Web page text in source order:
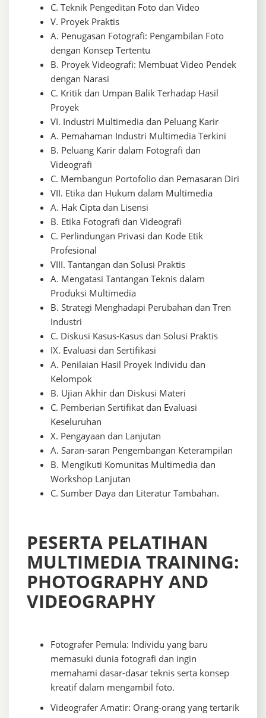
C. Teknik Pengeditan Foto dan Video
V. Proyek Praktis
A. Penugasan Fotografi: Pengambilan Foto
dengan Konsep Tertentu
B. Proyek Videografi: Membuat Video Pendek
dengan Narasi
C. Kritik dan Umpan Balik Terhadap Hasil
Proyek
VI. Industri Multimedia dan Peluang Karir
A. Pemahaman Industri Multimedia Terkini
B. Peluang Karir dalam Fotografi dan
Videografi
C. Membangun Portofolio dan Pemasaran Diri
VII. Etika dan Hukum dalam Multimedia
A. Hak Cipta dan Lisensi
B. Etika Fotografi dan Videografi
C. Perlindungan Privasi dan Kode Etik
Profesional
VIII. Tantangan dan Solusi Praktis
A. Mengatasi Tantangan Teknis dalam
Produksi Multimedia
B. Strategi Menghadapi Perubahan dan Tren
Industri
C. Diskusi Kasus-Kasus dan Solusi Praktis
IX. Evaluasi dan Sertifikasi
A. Penilaian Hasil Proyek Individu dan
Kelompok
B. Ujian Akhir dan Diskusi Materi
C. Pemberian Sertifikat dan Evaluasi
Keseluruhan
X. Pengayaan dan Lanjutan
A. Saran-saran Pengembangan Keterampilan
B. Mengikuti Komunitas Multimedia dan
Workshop Lanjutan
C. Sumber Daya dan Literatur Tambahan.
PESERTA PELATIHAN
MULTIMEDIA TRAINING:
PHOTOGRAPHY AND
VIDEOGRAPHY
Fotografer Pemula: Individu yang baru
memasuki dunia fotografi dan ingin
memahami dasar-dasar teknis serta konsep
kreatif dalam mengambil foto.
Videografer Amatir: Orang-orang yang tertarik